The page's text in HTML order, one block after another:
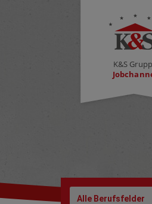
K&S
Alle Berufsfelder